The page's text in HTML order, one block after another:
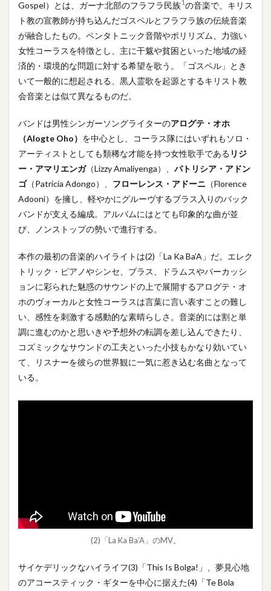
Gospel）とは、ガーナ北部のフラフラ民族1の音楽で、キリス
ト教の宣教師が持ち込んだゴスペルとフラフラ族の伝統音楽
が融合したもの。ペンタトニック音階やポリリズム、力強い
女性コーラスを特徴とし、主に干魃や貧困といった地域の経
済的・環境的な問題に対する希望を歌う。「ゴスペル」とき
いて一般的に想起される、黒人霊歌を起源とするキリスト教
会音楽とは似て異なるものだ。
バンドは男性シンガーソングライターのアログテ・オホ
（Alogte Oho） を中心とし、コーラス隊にはいずれもソロ・
アーティストとしても類稀な才能を持つ女性歌手である リジ
ー・アマリエンガ（Lizzy Amaliyenga）、 パトリシア・アドン
ゴ（Patricia Adongo）、 フローレンス・アドーニ （Florence
Adooni）を擁し、軽やかにグルーヴするブラス入りのバック
バンドが支える編成。アルバムにはとても印象的な曲が並
び、ノンストップの勢いで進行する。
本作の最初の音楽的ハイライトは(2)「La Ka Ba’A」だ。エレク
トリック・ピアノやシンセ、ブラス、ドラムスやパーカッシ
ョンに彩られた魅惑のサウンドの上で展開するアログテ・オ
ホのヴォーカルと女性コーラスは言葉に言い表すことの難し
い、感性を刺激する感動的な素晴らしさ。音楽的には割と単
調に進むのかと思いきや予想外の転調を差し込んできたり、
コズミックなサウンドの工夫といった小技もかなり効いてい
て、リスナーを彼らの世界観に一気に惹き込む名曲となって
いる。
(2)「La Ka Ba’A」のMV。
サイケデリックなハイライフ(3)「This Is Bolga!」、夢見心地
のアコースティック・ギターを中心に据えた(4)「Te Bola